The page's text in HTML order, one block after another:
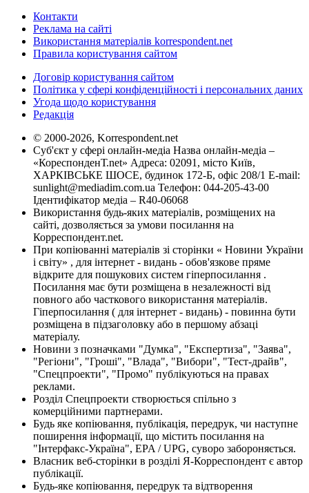
Контакти
Реклама на сайті
Використання матеріалів korrespondent.net
Правила користування сайтом
Договір користування сайтом
Політика у сфері конфіденційності і персональних даних
Угода щодо користування
Редакція
© 2000-2026, Korrespondent.net
Суб'єкт у сфері онлайн-медіа Назва онлайн-медіа –
«КореспонденТ.net» Адреса: 02091, місто Київ,
ХАРКІВСЬКЕ ШОСЕ, будинок 172-Б, офіс 208/1 E-mail:
sunlight@mediadim.com.ua Телефон: 044-205-43-00
Ідентифікатор медіа – R40-06068
Використання будь-яких матеріалів, розміщених на
сайті, дозволяється за умови посилання на
Корреспондент.net.
При копіюванні матеріалів зі сторінки « Новини України
і світу» , для інтернет - видань - обов'язкове пряме
відкрите для пошукових систем гіперпосилання .
Посилання має бути розміщена в незалежності від
повного або часткового використання матеріалів.
Гіперпосилання ( для інтернет - видань) - повинна бути
розміщена в підзаголовку або в першому абзаці
матеріалу.
Новини з позначками "Думка", "Експертиза", "Заява",
"Регіони", "Гроші", "Влада", "Вибори", "Тест-драйв",
"Спецпроекти", "Промо" публікуються на правах
реклами.
Розділ Спецпроекти створюється спільно з
комерційними партнерами.
Будь яке копіювання, публікація, передрук, чи наступне
поширення інформації, що містить посилання на
"Інтерфакс-Україна", EPA / UPG, суворо забороняється.
Власник веб-сторінки в розділі Я-Корреспондент є автор
публікації.
Будь-яке копіювання, передрук та відтворення